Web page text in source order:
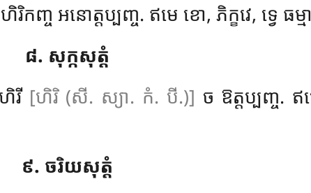
ហិរិកញ្ច អនោត្តប្បញ្ច. ឥមេ ខោ, ភិក្ខវេ, ទ្វេ ធ
៨. សុក្កសុត្តំ
ហិរី [ហិរិ (សី. ស្យា. កំ. បី.)] ច ឱត្តប្បញ្ច. ឥ
៩. ចរិយសុត្តំ